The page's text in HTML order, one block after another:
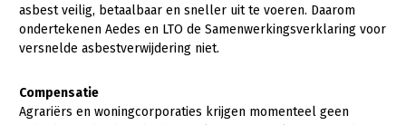
Kalverhouderij
Konijnenhouderij
Paardenhouderij
Biologische Landbouw
Bollenteelt
Fruitteelt
Multifunctioneel
Vrouw en Bedrijf
Onderwerpen
Nieuwsabonnement
asbest veilig, betaalbaar en sneller uit te voeren. Daarom
ondertekenen Aedes en LTO de Samenwerkingsverklaring voor
versnelde asbestverwijdering niet.
Compensatie
Agrariërs en woningcorporaties krijgen momenteel geen